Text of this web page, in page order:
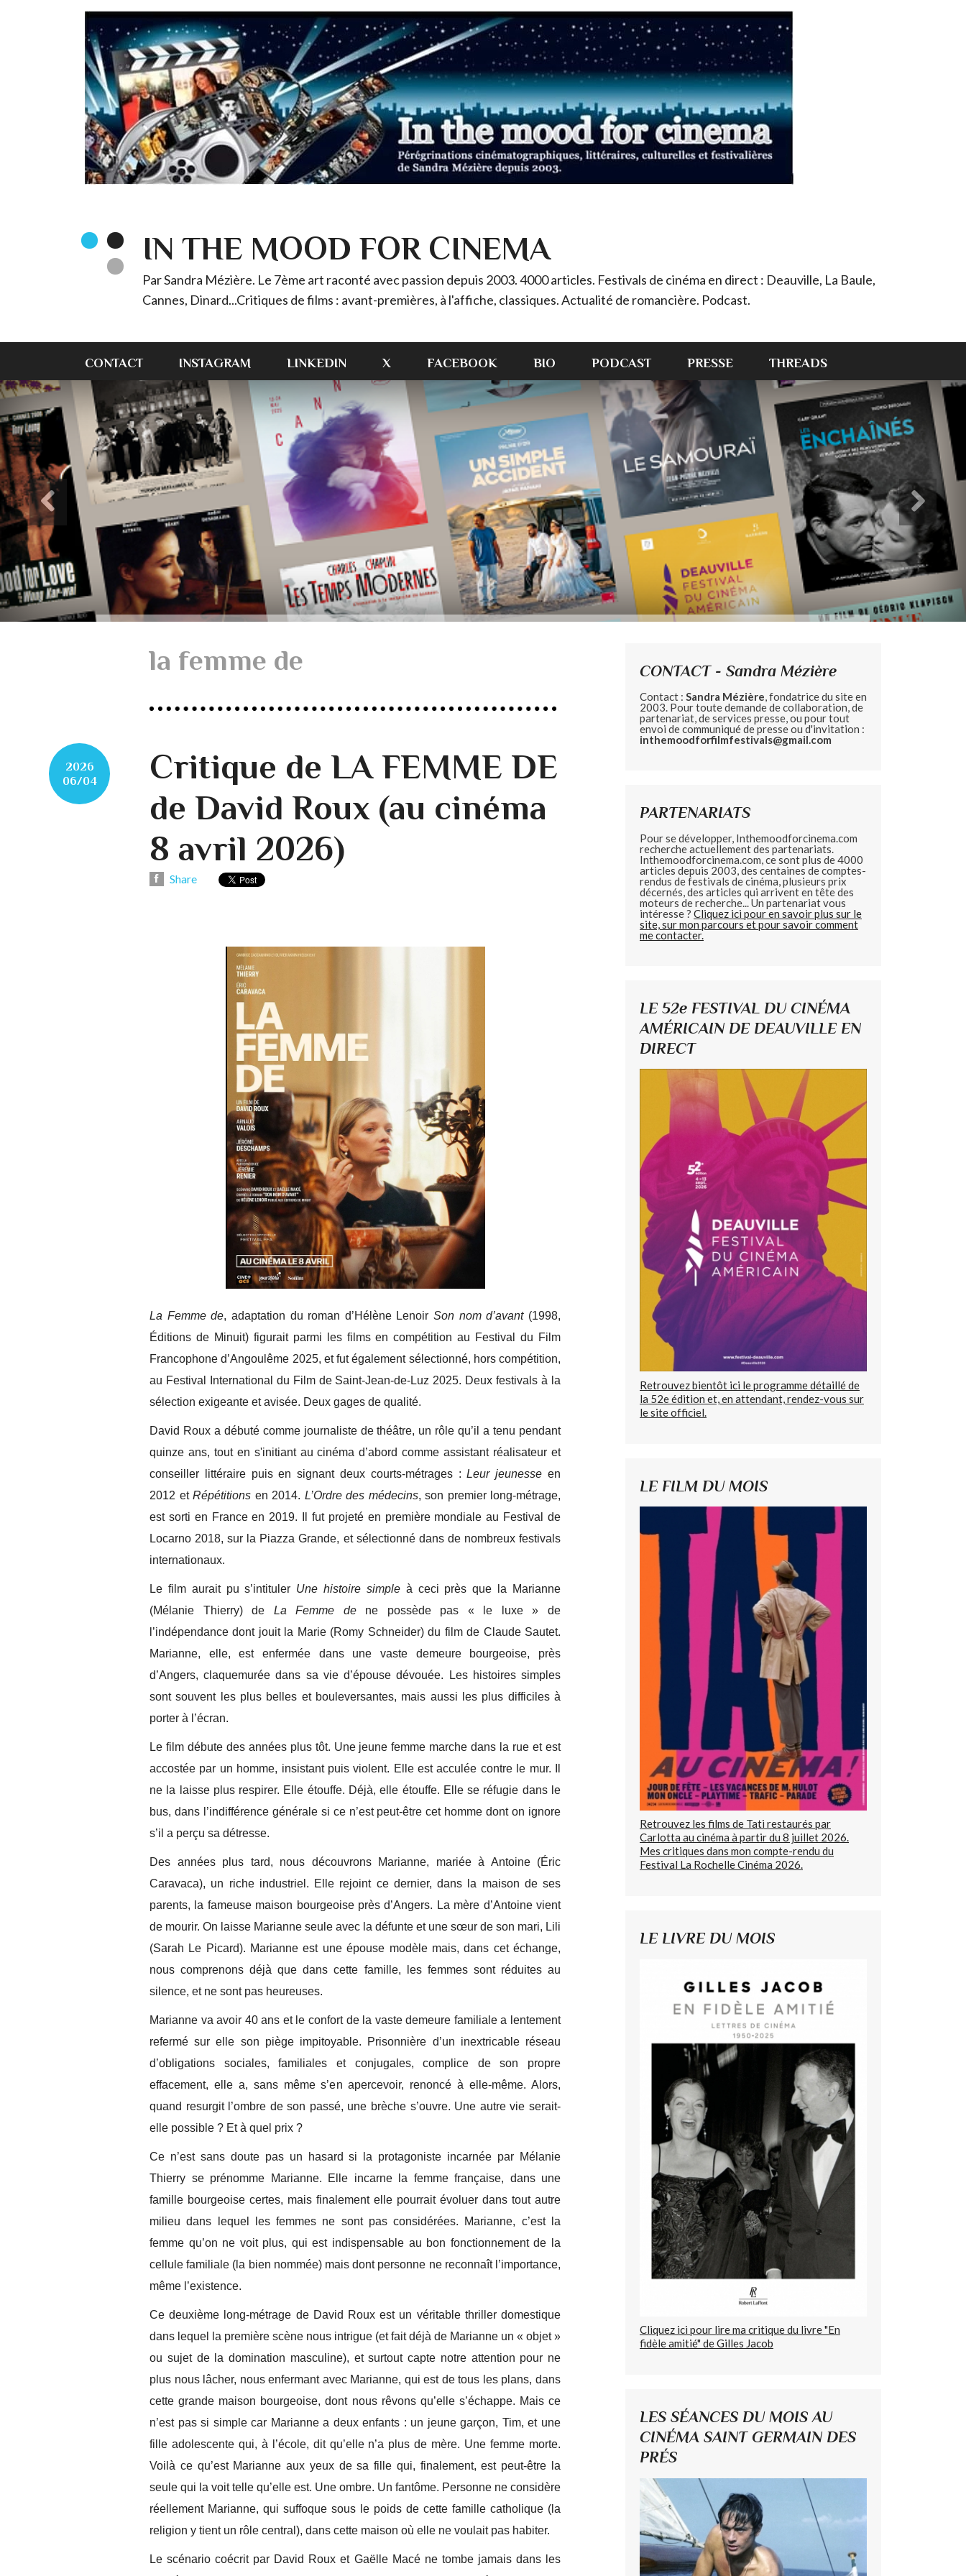
IN THE MOOD FOR CINEMA
Par Sandra Mézière. Le 7ème art raconté avec passion depuis 2003. 4000 articles. Festivals de cinéma en direct : Deauville, La Baule,
Cannes, Dinard...Critiques de films : avant-premières, à l'affiche, classiques. Actualité de romancière. Podcast.
CONTACT INSTAGRAM LINKEDIN X FACEBOOK BIO PODCAST PRESSE THREADS
la femme de
2026
06/04
Critique de LA FEMME DE
de David Roux (au cinéma
8 avril 2026)
Share
La Femme de, adaptation du roman d’Hélène LenoirSon nom d’avant(1998,
Éditions de Minuit) figurait parmi les films en compétition au Festival du Film
Francophone d’Angoulême 2025, et fut également sélectionné, hors compétition,
au Festival International du Film de Saint-Jean-de-Luz 2025. Deux festivals à la
sélection exigeante et avisée. Deux gages de qualité.
David Roux a débuté comme journaliste de théâtre, un rôle qu’il a tenu pendant
quinze ans, tout en s'initiant au cinéma d’abord comme assistant réalisateur et
conseiller littéraire puis en signant deux courts-métrages :Leur jeunesse en
2012 et Répétitions en 2014. L’Ordre des médecins, son premier long-métrage,
est sorti en France en 2019. Il fut projeté en première mondiale au Festival de
Locarno 2018, sur la Piazza Grande, et sélectionné dans de nombreux festivals
internationaux.
Le film aurait pu s’intituler Une histoire simpleà ceci près que la Marianne
(Mélanie Thierry) de La Femme dene possède pas « le luxe » de
l’indépendance dont jouit la Marie (Romy Schneider) du film de Claude Sautet.
Marianne, elle, est enfermée dans une vaste demeure bourgeoise, près
d’Angers, claquemurée dans sa vie d’épouse dévouée. Les histoires simples
sont souvent les plus belles et bouleversantes, mais aussi les plus difficiles à
porter à l’écran.
Le film débute des années plus tôt. Une jeune femme marche dans la rue et est
accostée par un homme, insistant puis violent. Elle est acculée contre le mur. Il
ne la laisse plus respirer. Elle étouffe. Déjà, elle étouffe. Elle se réfugie dans le
bus, dans l’indifférence générale si ce n’est peut-être cet homme dont on ignore
s’il a perçu sa détresse.
Des années plus tard, nous découvrons Marianne, mariée à Antoine (Éric
Caravaca), un riche industriel. Elle rejoint ce dernier, dans la maison de ses
parents, la fameuse maison bourgeoise près d’Angers. La mère d’Antoine vient
de mourir. On laisse Marianne seule avec la défunte et une sœur de son mari, Lili
(Sarah Le Picard). Marianne est une épouse modèle mais, dans cet échange,
nous comprenons déjà que dans cette famille, les femmes sont réduites au
silence, et ne sont pas heureuses.
Marianne va avoir 40 ans et le confort de la vaste demeure familiale a lentement
refermé sur elle son piège impitoyable. Prisonnière d’un inextricable réseau
d’obligations sociales, familiales et conjugales, complice de son propre
effacement, elle a, sans même s’en apercevoir, renoncé à elle-même. Alors,
quand resurgit l’ombre de son passé, une brèche s’ouvre. Une autre vie serait-
elle possible ? Et à quel prix ?
Ce n’est sans doute pas un hasard si la protagoniste incarnée par Mélanie
Thierry se prénomme Marianne. Elle incarne la femme française, dans une
famille bourgeoise certes, mais finalement elle pourrait évoluer dans tout autre
milieu dans lequel les femmes ne sont pas considérées. Marianne, c’est la
femme qu’on ne voit plus, qui est indispensable au bon fonctionnement de la
cellule familiale (la bien nommée) mais dont personne ne reconnaît l’importance,
même l’existence.
Ce deuxième long-métrage de David Roux est un véritable thriller domestique
dans lequel la première scène nous intrigue (et fait déjà de Marianne un « objet »
ou sujet de la domination masculine), et surtout capte notre attention pour ne
plus nous lâcher, nous enfermant avec Marianne, qui est de tous les plans, dans
cette grande maison bourgeoise, dont nous rêvons qu’elle s’échappe. Mais ce
n’est pas si simple car Marianne a deux enfants : un jeune garçon, Tim, et une
fille adolescente qui, à l’école, dit qu’elle n’a plus de mère. Une femme morte.
Voilà ce qu’est Marianne aux yeux de sa fille qui, finalement, est peut-être la
seule qui la voit telle qu’elle est. Une ombre. Un fantôme. Personne ne considère
réellement Marianne, qui suffoque sous le poids de cette famille catholique (la
religion y tient un rôle central), dans cette maison où elle ne voulait pas habiter.
Le scénario coécrit par David Roux et Gaëlle Macé ne tombe jamais dans les
CONTACT - Sandra Mézière
Contact : Sandra Mézière, fondatrice du site en
2003. Pour toute demande de collaboration, de
partenariat, de services presse, ou pour tout
envoi de communiqué de presse ou d'invitation :
inthemoodforfilmfestivals@gmail.com
PARTENARIATS
Pour se développer, Inthemoodforcinema.com
recherche actuellement des partenariats.
Inthemoodforcinema.com, ce sont plus de 4000
articles depuis 2003, des centaines de comptes-
rendus de festivals de cinéma, plusieurs prix
décernés, des articles qui arrivent en tête des
moteurs de recherche... Un partenariat vous
intéresse ? Cliquez ici pour en savoir plus sur le
site, sur mon parcours et pour savoir comment
me contacter.
LE 52e FESTIVAL DU CINÉMA
AMÉRICAIN DE DEAUVILLE EN
DIRECT
Retrouvez bientôt ici le programme détaillé de
la 52e édition et, en attendant, rendez-vous sur
le site officiel.
LE FILM DU MOIS
Retrouvez les films de Tati restaurés par
Carlotta au cinéma à partir du 8 juillet 2026.
Mes critiques dans mon compte-rendu du
Festival La Rochelle Cinéma 2026.
LE LIVRE DU MOIS
Cliquez ici pour lire ma critique du livre "En
fidèle amitié" de Gilles Jacob
LES SÉANCES DU MOIS AU
CINÉMA SAINT GERMAIN DES
PRÉS